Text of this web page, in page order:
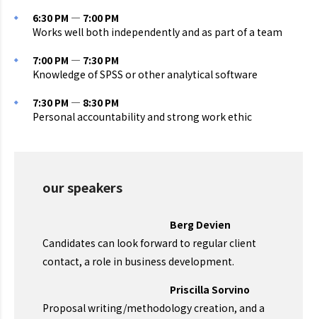
6:30 PM — 7:00 PM
Works well both independently and as part of a team
7:00 PM — 7:30 PM
Knowledge of SPSS or other analytical software
7:30 PM — 8:30 PM
Personal accountability and strong work ethic
our speakers
Berg Devien
Candidates can look forward to regular client
contact, a role in business development.
Priscilla Sorvino
Proposal writing/methodology creation, and a